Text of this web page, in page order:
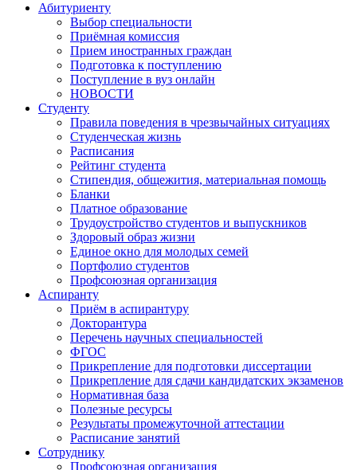
Абитуриенту
Выбор специальности
Приёмная комиссия
Прием иностранных граждан
Подготовка к поступлению
Поступление в вуз онлайн
НОВОСТИ
Студенту
Правила поведения в чрезвычайных ситуациях
Студенческая жизнь
Расписания
Рейтинг студента
Стипендия, общежития, материальная помощь
Бланки
Платное образование
Трудоустройство студентов и выпускников
Здоровый образ жизни
Единое окно для молодых семей
Портфолио студентов
Профсоюзная организация
Аспиранту
Приём в аспирантуру
Докторантура
Перечень научных специальностей
ФГОС
Прикрепление для подготовки диссертации
Прикрепление для сдачи кандидатских экзаменов
Нормативная база
Полезные ресурсы
Результаты промежуточной аттестации
Расписание занятий
Сотруднику
Профсоюзная организация